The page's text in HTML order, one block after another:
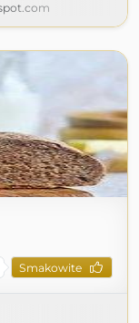
Smakowite